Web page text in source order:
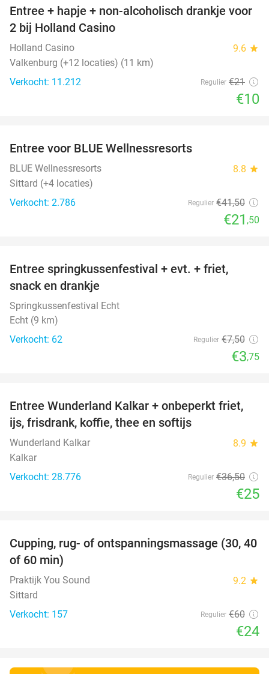
52%
Entree + hapje + non-alcoholisch drankje voor
2 bij Holland Casino
Holland Casino 9.6 star
Valkenburg (+12 locaties) (11 km)
Verkocht: 11.212
Regulier €21
€10
Entree voor BLUE Wellnessresorts
BLUE Wellnessresorts 8.8 star
Sittard (+4 locaties)
Verkocht: 2.786
Regulier €41,50
€21 ,50
Entree springkussenfestival + evt. + friet,
snack en drankje
Springkussenfestival Echt
Echt (9 km)
Verkocht: 62
Regulier €7,50
€3,75
32%
Entree Wunderland Kalkar + onbeperkt friet,
ijs, frisdrank, koffie, thee en softijs
Wunderland Kalkar 8.9 star
Kalkar
Verkocht: 28.776
Regulier €36,50
€25
60%
Cupping, rug- of ontspanningsmassage (30, 40
of 60 min)
Praktijk You Sound 9.2 star
Sittard
Verkocht: 157
Regulier €60
€24